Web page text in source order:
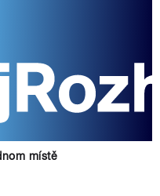
místě